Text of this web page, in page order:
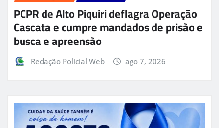
PCPR de Alto Piquiri deflagra Operação
Cascata e cumpre mandados de prisão e
busca e apreensão
Redação Policial Web ago 7, 2026